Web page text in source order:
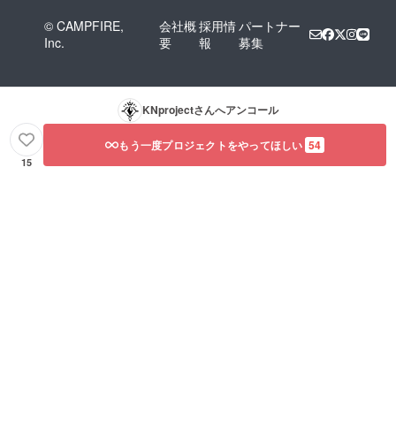
© CAMPFIRE,
Inc.
会社概
要
採用情
報
パートナー
募集
KNprojectさんへアンコール
15
もう一度プロジェクトをやってほしい 54